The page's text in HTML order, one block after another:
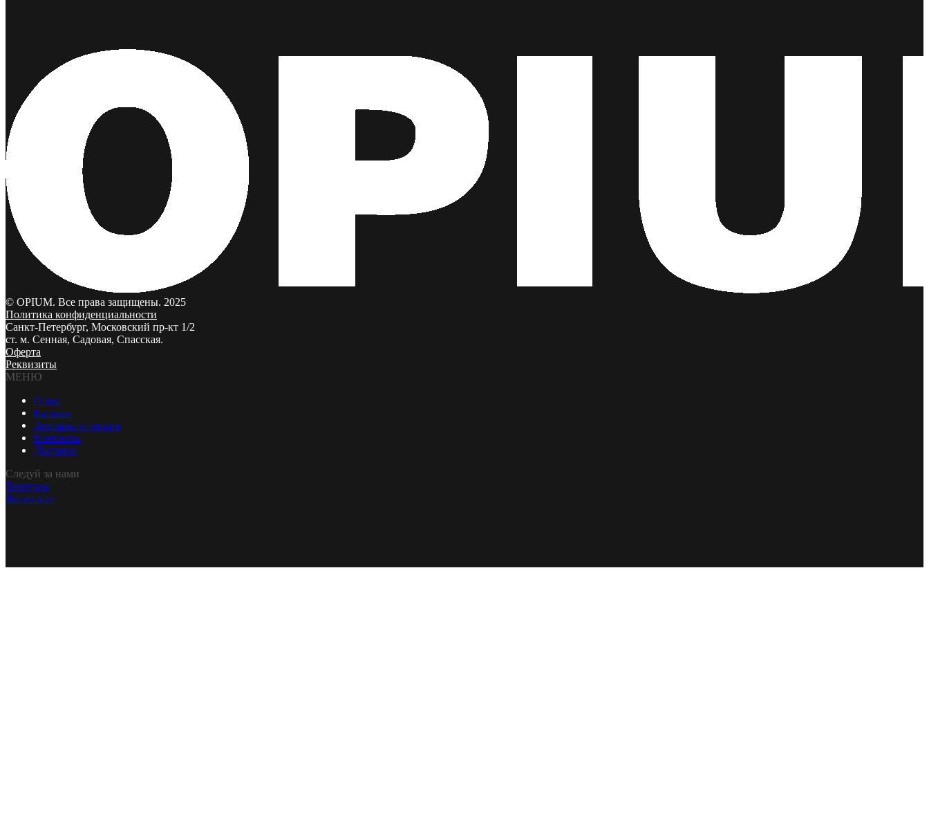
© OPIUM. Все права защищены. 2025
Политика конфиденциальности
Санкт-Петербург, Московский пр-кт 1/2
ст. м. Сенная, Садовая, Спасская.
Оферта
Реквизиты
МЕНЮ
О нас
Каталог
Доставка и оплата
Контакты
Доставка
Следуй за нами
Телеграм
Вконтакте